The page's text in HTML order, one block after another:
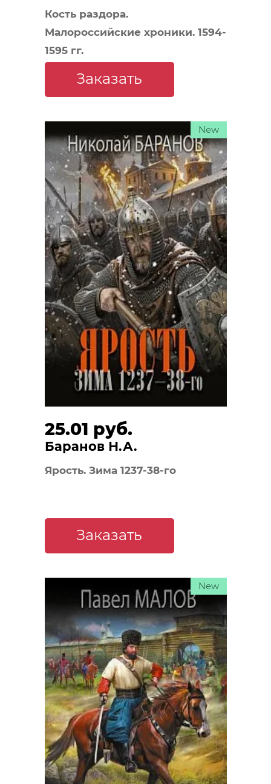
Кость раздора.
Малороссийские хроники. 1594-
1595 гг.
Заказать
25.01 руб.
Баранов Н.А.
Ярость. Зима 1237-38-го
New
Заказать
New